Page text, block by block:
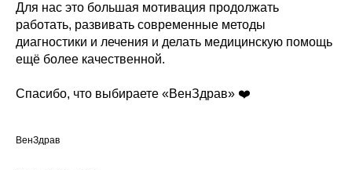
Для нас это большая мотивация продолжать
работать, развивать современные методы
диагностики и лечения и делать медицинскую помощь
ещё более качественной.
Спасибо, что выбираете «ВенЗдрав» ❤️
ВенЗдрав